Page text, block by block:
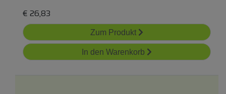
€ 26,83
Zum Produkt
In den Warenkorb